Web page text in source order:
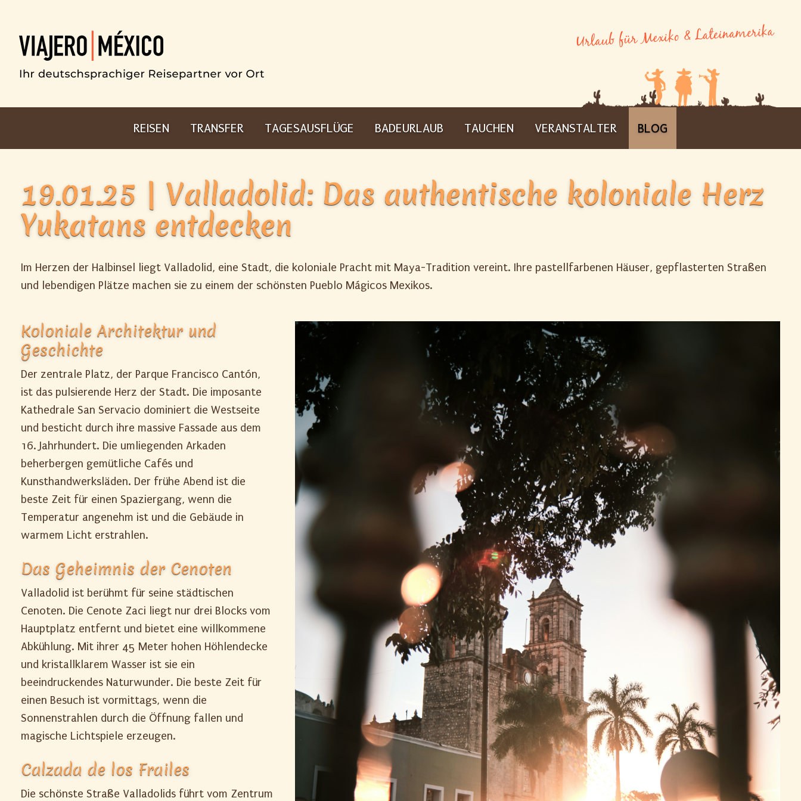
REISEN TRANSFER TAGESAUSFLÜGE BADEURLAUB TAUCHEN VERANSTALTER BLOG
19.01.25 | Valladolid: Das authentische koloniale Herz
Yukatans entdecken
Im Herzen der Halbinsel liegt Valladolid, eine Stadt, die koloniale Pracht mit Maya-Tradition vereint. Ihre pastellfarbenen Häuser, gepflasterten Straßen
und lebendigen Plätze machen sie zu einem der schönsten Pueblo Mágicos Mexikos.
Koloniale Architektur und
Geschichte
Der zentrale Platz, der Parque Francisco Cantón,
ist das pulsierende Herz der Stadt. Die imposante
Kathedrale San Servacio dominiert die Westseite
und besticht durch ihre massive Fassade aus dem
16. Jahrhundert. Die umliegenden Arkaden
beherbergen gemütliche Cafés und
Kunsthandwerksläden. Der frühe Abend ist die
beste Zeit für einen Spaziergang, wenn die
Temperatur angenehm ist und die Gebäude in
warmem Licht erstrahlen.
Das Geheimnis der Cenoten
Valladolid ist berühmt für seine städtischen
Cenoten. Die Cenote Zaci liegt nur drei Blocks vom
Hauptplatz entfernt und bietet eine willkommene
Abkühlung. Mit ihrer 45 Meter hohen Höhlendecke
und kristallklarem Wasser ist sie ein
beeindruckendes Naturwunder. Die beste Zeit für
einen Besuch ist vormittags, wenn die
Sonnenstrahlen durch die Öffnung fallen und
magische Lichtspiele erzeugen.
Calzada de los Frailes
Die schönste Straße Valladolids führt vom Zentrum